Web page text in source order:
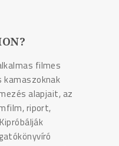
filmes
kamaszoknak
alapjait, az
riport,